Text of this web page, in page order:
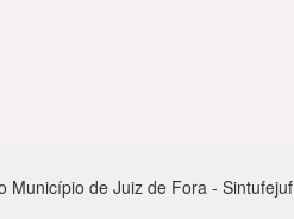
Município de Juiz de Fora - Sintufejuf